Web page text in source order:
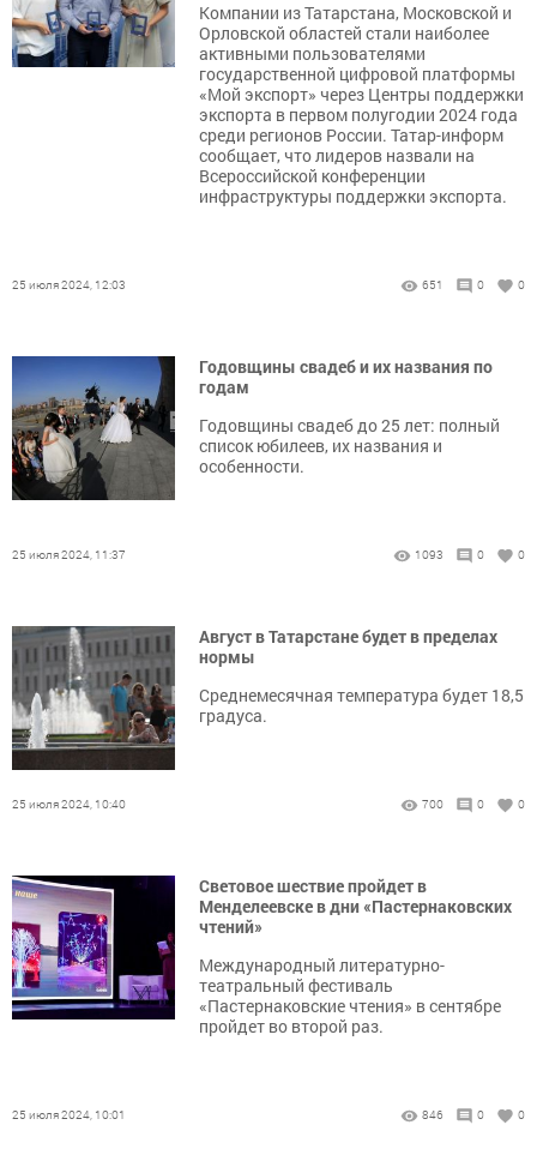
Компании из Татарстана, Московской и
Орловской областей стали наиболее
активными пользователями
государственной цифровой платформы
«Мой экспорт» через Центры поддержки
экспорта в первом полугодии 2024 года
среди регионов России. Татар-информ
сообщает, что лидеров назвали на
Всероссийской конференции
инфраструктуры поддержки экспорта.
25 июля 2024, 12:03 651 0 0
Годовщины свадеб и их названия по
годам
Годовщины свадеб до 25 лет: полный
список юбилеев, их названия и
особенности.
25 июля 2024, 11:37 1093 0 0
Август в Татарстане будет в пределах
нормы
Среднемесячная температура будет 18,5
градуса.
25 июля 2024, 10:40 700 0 0
Световое шествие пройдет в
Менделеевске в дни «Пастернаковских
чтений»
Международный литературно-
театральный фестиваль
«Пастернаковские чтения» в сентябре
пройдет во второй раз.
25 июля 2024, 10:01 846 0 0